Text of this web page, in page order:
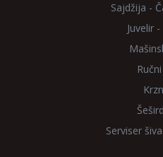
Sajdžija -
Juvelir
Serviser